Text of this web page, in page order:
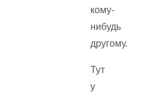
кому-
нибудь
другому.
Тут
у